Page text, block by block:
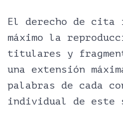
El derecho de cita
máximo la
titulares y
una extensión
palabras de cada
individual de este